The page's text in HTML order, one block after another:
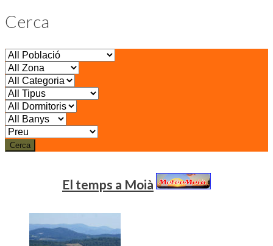
Cerca
Cerca
El temps a Moià